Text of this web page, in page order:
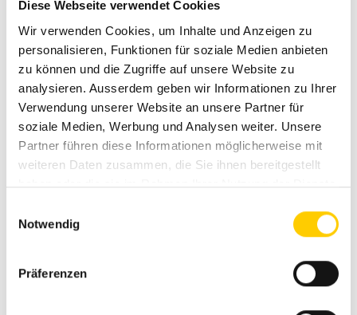
Diese Webseite verwendet Cookies
Wir verwenden Cookies, um Inhalte und Anzeigen zu
personalisieren, Funktionen für soziale Medien anbieten
zu können und die Zugriffe auf unsere Website zu
analysieren. Ausserdem geben wir Informationen zu Ihrer
Verwendung unserer Website an unsere Partner für
soziale Medien, Werbung und Analysen weiter. Unsere
Partner führen diese Informationen möglicherweise mit
weiteren Daten zusammen, die Sie ihnen bereitgestellt
haben oder die sie im Rahmen Ihrer Nutzung der Dienste
Notwendig
Präferenzen
service. Des modèles sont également disponibles pour
des applications spéciales, par exemple pour la pose sans
tranchée de câbles à fibres optiques ou pour les tests
d'étanchéité. Certains produits sont disponibles avec un
générateur de courant triphasé synchrone. Les modèles à
entraînement électrique offrent un fonctionnement
silencieux et sans émissions.